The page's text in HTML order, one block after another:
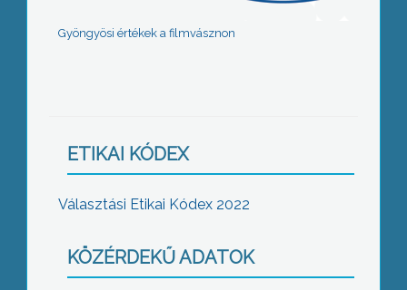
Gyöngyösi értékek a filmvásznon
ETIKAI KÓDEX
Választási Etikai Kódex 2022
KÖZÉRDEKŰ ADATOK